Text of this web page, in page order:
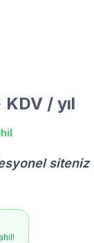
KDV / yıl
siteniz